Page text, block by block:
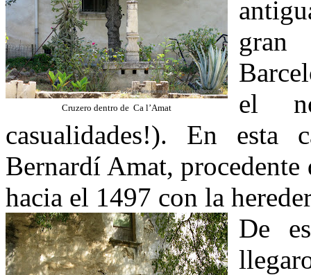
Cruzero dentro de Ca l’Amat
el
casualidades!). En esta
Bernardí Amat, procedente
hacia el 1497 con la
De